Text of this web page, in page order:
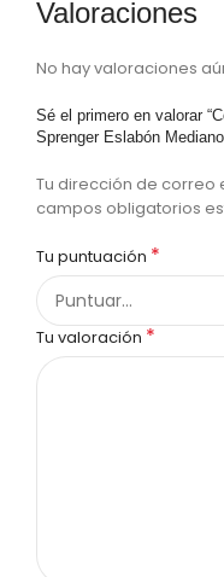
Valoraciones
No hay valoraciones
Sé el primero en valorar
Sprenger Eslabón
Tu dirección de correo
campos obligatorios
Tu puntuación *
Tu valoración *